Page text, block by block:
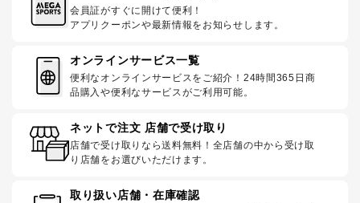
会員証がすぐに開けて便利！
アプリクーポンや最新情報をお知らせします。
オンラインサービス一覧
便利なオンラインサービスをご紹介！24時間365日商
品購入や便利なサービスがご利用可能。
ネットで注文 店舗で受け取り
店舗で受け取りなら送料無料！全店舗の中から受け取
り店舗をお選びいただけます。
取り扱い店舗・在庫確認